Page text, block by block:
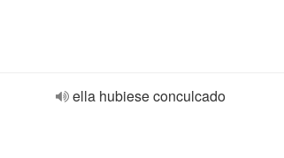
ella hubiese conculcado